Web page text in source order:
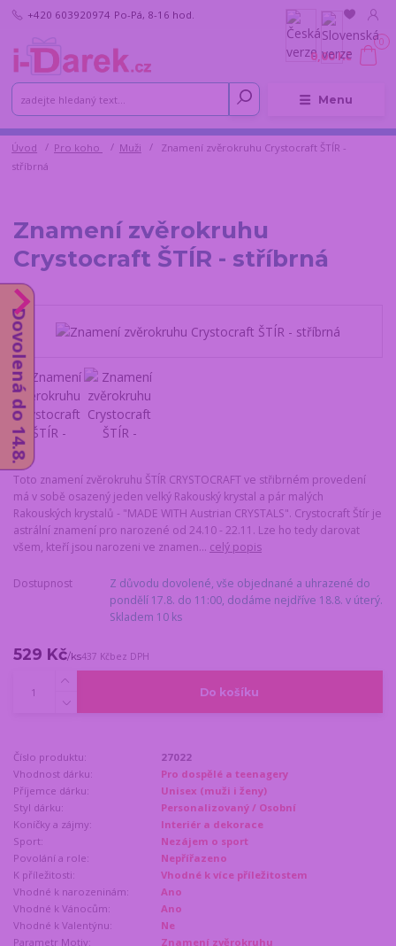
Menu
+420 603920974 Po-Pá, 8-16 hod.
0
0,00 Kč
Úvod Pro koho Muži
Znamení zvěrokruhu Crystocraft ŠTÍR -
stříbrná
Znamení zvěrokruhu
Crystocraft ŠTÍR - stříbrná
Toto znamení zvěrokruhu ŠTÍR CRYSTOCRAFT ve střibrném provedení
má v sobě osazený jeden velký Rakouský krystal a pár malých
Rakouských krystalů - "MADE WITH Austrian CRYSTALS". Crystocraft Štír je
astrální znamení pro narozené od 24.10 - 22.11. Lze ho tedy darovat
všem, kteří jsou narozeni ve znamen... celý popis
Dostupnost
Z důvodu dovolené, vše objednané a uhrazené do
pondělí 17.8. do 11:00, dodáme nejdříve 18.8. v úterý.
Skladem 10 ks
529 Kč/ks437 Kčbez DPH
Do košíku
Číslo produktu:
27022
Vhodnost dárku:
Pro dospělé a teenagery
Příjemce dárku:
Unisex (muži i ženy)
Styl dárku:
Personalizovaný / Osobní
Koníčky a zájmy:
Interiér a dekorace
Sport:
Nezájem o sport
Povolání a role:
Nepřířazeno
K příležitosti:
Vhodné k více příležitostem
Vhodné k narozeninám:
Ano
Vhodné k Vánocům:
Ano
Vhodné k Valentýnu:
Ne
Parametr Motiv:
Znamení zvěrokruhu
Dovolená do 14.8.